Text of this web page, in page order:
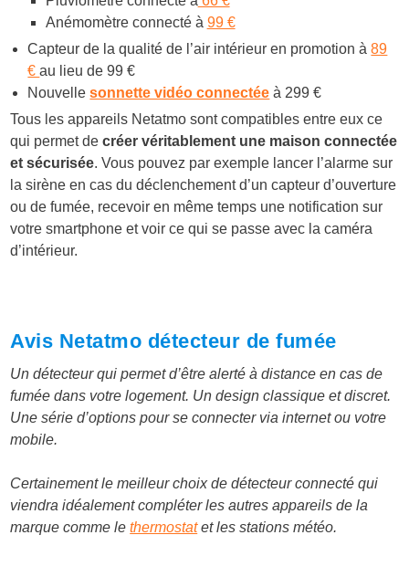
Anémomètre connecté à 99 €
Capteur de la qualité de l’air intérieur en promotion à89
€au lieu de 99 €
Nouvellesonnette vidéo connectée à 299 €
Tous les appareils Netatmo sont compatibles entre eux ce
qui permet decréer véritablement une maison connectée
et sécurisée. Vous pouvez par exemple lancer l’alarme sur
la sirène en cas du déclenchement d’un capteur d’ouverture
ou de fumée, recevoir en même temps une notification sur
votre smartphone et voir ce qui se passe avec la caméra
d’intérieur.
Avis Netatmo détecteur de fumée
Un détecteur qui permet d’être alerté à distance en cas de
fumée dans votre logement. Un design classique et discret.
Une série d’options pour se connecter via internet ou votre
mobile.
Certainement le meilleur choix de détecteur connecté qui
viendra idéalement compléter les autres appareils de la
marque comme lethermostatet les stations météo.